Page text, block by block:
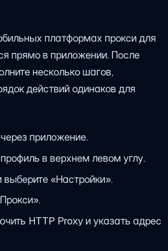
платформах прокси для
прямо в приложении. После
несколько шагов,
действий одинаков для
приложение.
в верхнем левом углу.
выберите «Настройки».
HTTP Proxy и указать адрес